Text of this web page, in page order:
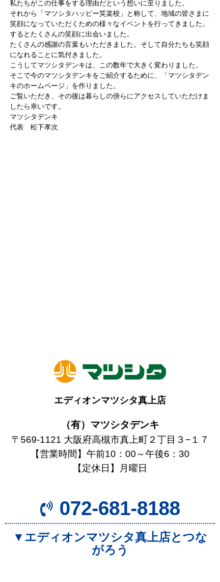
私たちがこの仕事をする理由だという想いに至りました。
それから「マツシタハッピー笑楽校」と称して、地域の皆さまに
笑顔になっていただくための様々なイベントを行ってきました。
するとたくさんの笑顔に出会いました。
たくさんの感謝の言葉もいただきました。そして自分たちも笑顔
になれることに気付きました。
こうしてマツシタデンキは、この数年で大きく変わりました。
そこで今のマツシタデンキをご紹介するために、「マツシタデン
キのホームページ」を作りました。
ご覧いただき、その後は暮らしの傍らにアクセスしていただけま
したら幸いです。
マツシタデンキ
代表 松下孝次
エディオンマツシタ真上店
（有）マツシタデンキ
〒569-1121 大阪府高槻市真上町２丁目３−１７
【営業時間】午前10：00～午後6：30
【定休日】月曜日
072-681-8188
▼エディオンマツシタ真上店とつな
がろう